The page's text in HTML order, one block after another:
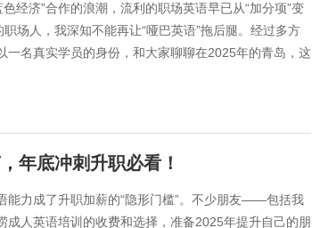
经济”合作的浪潮，流利的职场英语早已从“加分项”变
场人，我深知不能再让“哑巴英语”拖后腿。经过多方
名真实学员的身份，和大家聊聊在2025年的青岛，这
年底冲刺升职必看！
能力成了升职加薪的“隐形门槛”。不少朋友——包括我
人英语培训的收费和选择，准备2025年提升自己的朋